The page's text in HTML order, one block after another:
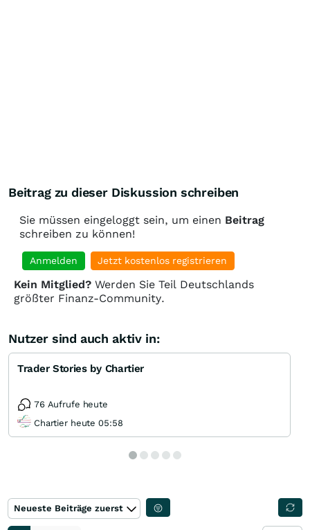
Beitrag zu dieser Diskussion schreiben
Sie müssen eingeloggt sein, um einen Beitrag
schreiben zu können!
Anmelden Jetzt kostenlos registrieren
Kein Mitglied? Werden Sie Teil Deutschlands
größter Finanz-Community.
Nutzer sind auch aktiv in:
Trader Stories by Chartier
76 Aufrufe heute
Chartier heute 05:58
Neueste Beiträge zuerst